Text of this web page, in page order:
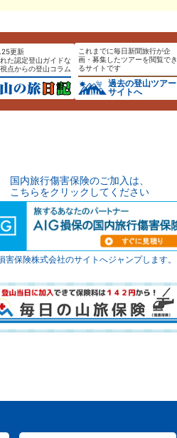
更新
た認定登山ガイドな
点からの登山コラム
これまでに毎日新聞旅行が企
画・募集したツアーを閲覧でき
るサイトです
過去の登山ツアー
サイトへ
国内旅行傷害保険のご加入は、
こちらをクリックしてください
害保険株式会社のサイトへジャンプします。